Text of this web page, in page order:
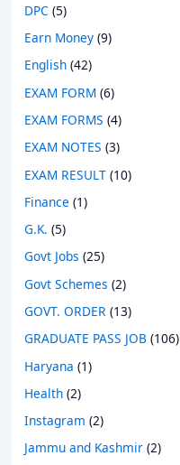
DPC (5)
Earn Money (9)
English (42)
EXAM FORM (6)
EXAM FORMS (4)
EXAM NOTES (3)
EXAM RESULT (10)
Finance (1)
G.K. (5)
Govt Jobs (25)
Govt Schemes (2)
GOVT. ORDER (13)
GRADUATE PASS JOB (106)
Haryana (1)
Health (2)
Instagram (2)
Jammu and Kashmir (2)